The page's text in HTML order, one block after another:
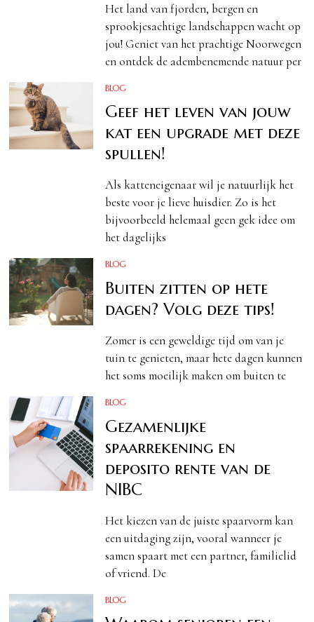
Het land van fjorden, bergen en
sprookjesachtige landschappen wacht op
jou! Geniet van het prachtige Noorwegen
en ontdek de adembenemende natuur per
BLOG
Geef het leven van jouw
kat een upgrade met deze
spullen!
Als katteneigenaar wil je natuurlijk het
beste voor je lieve huisdier. Zo is het
bijvoorbeeld helemaal geen gek idee om
het dagelijks
BLOG
Buiten zitten op hete
dagen? Volg deze tips!
Zomer is een geweldige tijd om van je
tuin te genieten, maar hete dagen kunnen
het soms moeilijk maken om buiten te
BLOG
Gezamenlijke
spaarrekening en
deposito rente van de
NIBC
Het kiezen van de juiste spaarvorm kan
een uitdaging zijn, vooral wanneer je
samen spaart met een partner, familielid
of vriend. De
BLOG